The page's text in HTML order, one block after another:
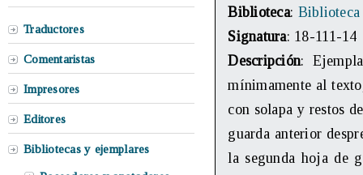
Traductores
Comentaristas
Impresores
Editores
Bibliotecas y ejemplares
Biblioteca: Biblioteca
Signatura: 18-111-14
Descripción:
mínimamente al
con solapa y restos
guarda anterior
la segunda hoja de